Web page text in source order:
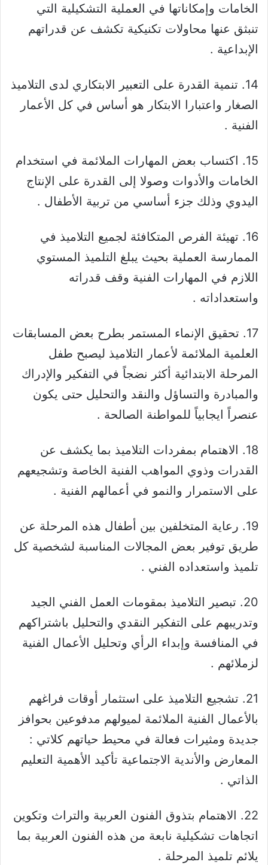
الخامات وإمكاناتها في العملية التشكيلية التي
تنبثق عنها محاولات تكنيكية تكشف عن قدراتهم
الإبداعية .
14. تنمية القدرة على التعبير الابتكاري لدى التلاميذ
الصغار واعتبارا الابتكار هو أساس في كل الأعمار
الفنية .
15. اكتساب بعض المهارات الملائمة في استخدام
الخامات والأدوات وصولا إلى القدرة على الإنتاج
اليدوي وذلك جزء أساسي من تربية الأطفال .
16. تهيئة الفرص المتكافئة لجميع التلاميذ في
الممارسة العملية بحيث يبلغ التلميذ المستوي
اللازم في المهارات الفنية وقف قدراته
واستعداداته .
17. تحقيق الإنماء المستمر بطرح بعض المسابقات
العلمية الملائمة لأعمار التلاميذ ليصبح طفل
المرحلة الابتدائية أكثر نضجاً في التفكير والإدراك
والمبادرة والتساؤل والنقد والتحليل حتى يكون
عنصراً ايجابياً للمواطنة الصالحة .
18. الاهتمام بمفردات التلاميذ بما يكشف عن
القدرات وذوي المواهب الفنية الخاصة وتشجيعهم
على الاستمرار والنمو في أعمالهم الفنية .
19. رعاية المتخلفين بين أطفال هذه المرحلة عن
طريق توفير بعض المجالات المناسبة لشخصية كل
تلميذ واستعداده الفني .
20. تبصير التلاميذ بمقومات العمل الفني الجيد
وتدريبهم على التفكير النقدي والتحليل باشتراكهم
في المنافسة وإبداء الرأي وتحليل الأعمال الفنية
لزملائهم .
21. تشجيع التلاميذ على استثمار أوقات فراغهم
بالأعمال الفنية الملائمة لميولهم مدفوعين بحوافز
جديدة ومثيرات فعالة في محيط حياتهم كلاتي :
المعارض والأندية الاجتماعية تأكيد الأهمية التعليم
الذاتي .
22. الاهتمام بتذوق الفنون العربية والتراث وتكوين
اتجاهات تشكيلية نابعة من هذه الفنون العربية بما
يلائم تلميذ المرحلة .